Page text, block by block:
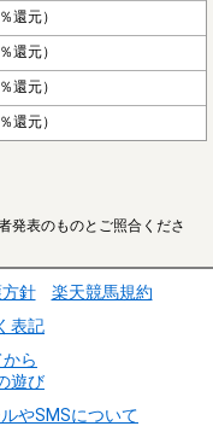
還元）
還元）
還元）
還元）
発表のものとご照合くださ
針
楽天競馬規約
表記
ら
遊び
やSMSについて